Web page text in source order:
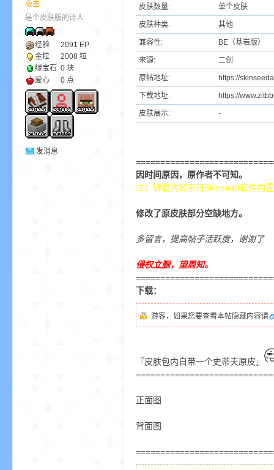
版主
是个皮肤版的诗人
经验 2091 EP
金粒
2008 粒
绿宝石 0 块
爱心
0 点
发消息
皮肤数量: 单个皮肤
皮肤种类: 其他
兼容性: BE（基岩版）
来源: 二创
原帖地址: https://
下载地址: https://
皮肤展示: -
因时间原因，原作者不可知。
注：转载内容来自Skinseed软件内
修改了原皮肤部分空缺地方。
多留言，提高帖子活跃度，谢谢了
侵权立删，望周知。
下载：
游客，如果您要查看本帖隐藏内容请
『皮肤包内自带一个史蒂夫原皮』
正面图
背面图